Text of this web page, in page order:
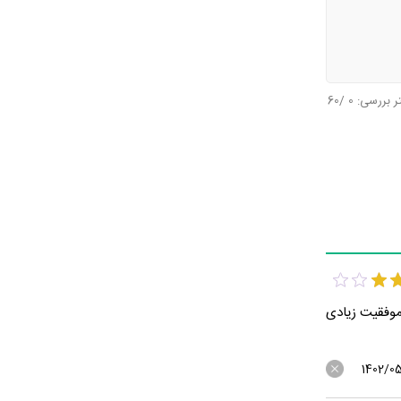
بررسی: 0
/60
زیادی
1402/